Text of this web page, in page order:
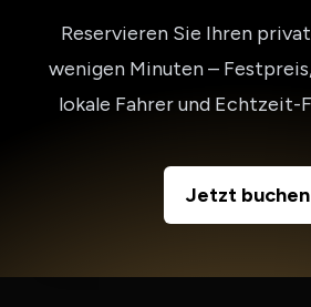
Reservieren Sie Ihren
wenigen Minuten –
lokale Fahrer und Echtzeit-
Jetzt buchen